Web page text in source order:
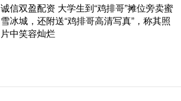
诚信双盈配资 大学生到“鸡排哥”摊位旁卖蜜
雪冰城，还附送“鸡排哥高清写真”，称其照
片中笑容灿烂